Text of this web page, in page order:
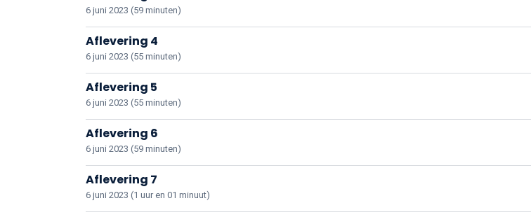
6 juni 2023 (59 minuten)
Aflevering 4
6 juni 2023 (55 minuten)
Aflevering 5
6 juni 2023 (55 minuten)
Aflevering 6
6 juni 2023 (59 minuten)
Aflevering 7
6 juni 2023 (1 uur en 01 minuut)